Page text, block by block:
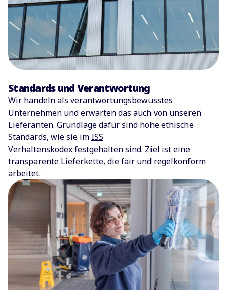
Standards und Verantwortung
Wir handeln als verantwortungsbewusstes
Unternehmen und erwarten das auch von unseren
Lieferanten. Grundlage dafür sind hohe ethische
Standards, wie sie im ISS
Verhaltenskodexfestgehalten sind. Ziel ist eine
transparente Lieferkette, die fair und regelkonform
arbeitet.